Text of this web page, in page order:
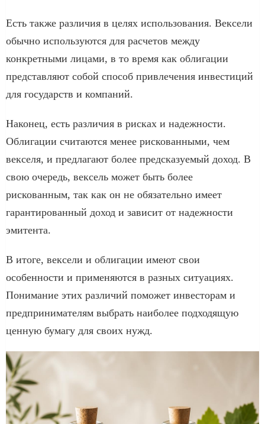
Есть также различия в целях использования. Вексели
обычно используются для расчетов между
конкретными лицами, в то время как облигации
представляют собой способ привлечения инвестиций
для государств и компаний.​
Наконец, есть различия в рисках и надежности.
Облигации считаются менее рискованными, чем
векселя, и предлагают более предсказуемый доход.​ В
свою очередь, вексель может быть более
рискованным, так как он не обязательно имеет
гарантированный доход и зависит от надежности
эмитента.​
В итоге, вексели и облигации имеют свои
особенности и применяются в разных ситуациях.​
Понимание этих различий поможет инвесторам и
предпринимателям выбрать наиболее подходящую
ценную бумагу для своих нужд.​